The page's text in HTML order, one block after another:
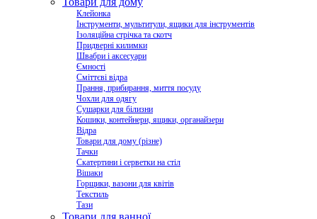
Клейонка
Інструменти, мультитули, ящики для інструментів
Ізоляційна стрічка та скотч
Придверні килимки
Швабри і аксесуари
Ємності
Сміттєві відра
Прання, прибирання, миття посуду
Чохли для одягу
Сушарки для білизни
Кошики, контейнери, ящики, органайзери
Відра
Товари для дому (різне)
Тачки
Скатертини і серветки на стіл
Вішаки
Горщики, вазони для квітів
Текстиль
Тази
Товари для ванної